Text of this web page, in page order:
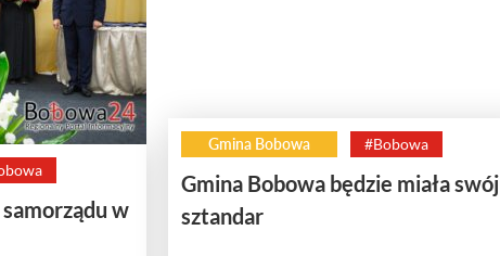
w
Gmina Bobowa #Bobowa
Gmina Bobowa będzie miała swój
sztandar